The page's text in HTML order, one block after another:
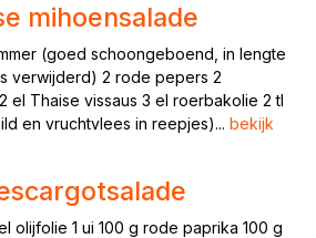
mihoensalade
(goed schoongeboend, in lengte
verwijderd) 2 rode pepers 2
el Thaise vissaus 3 el roerbakolie 2 tl
en vruchtvlees in reepjes)... bekijk
olijfolie 1 ui 100 g rode paprika 100 g